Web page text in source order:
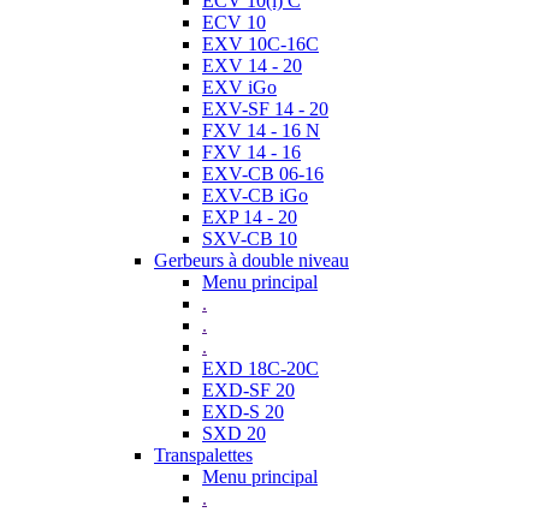
ECV 10
EXV 10C-16C
EXV 14 - 20
EXV iGo
EXV-SF 14 - 20
FXV 14 - 16 N
FXV 14 - 16
EXV-CB 06-16
EXV-CB iGo
EXP 14 - 20
SXV-CB 10
Gerbeurs à double niveau
Menu principal
.
.
.
EXD 18C-20C
EXD-SF 20
EXD-S 20
SXD 20
Transpalettes
Menu principal
.